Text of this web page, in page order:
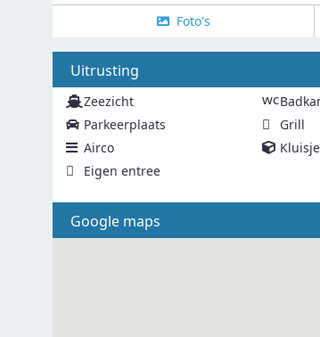
Foto's
Uitrusting
Zeezicht wc
Parkeerplaats
Grill
Airco
Kluisje
Eigen entree
Google maps